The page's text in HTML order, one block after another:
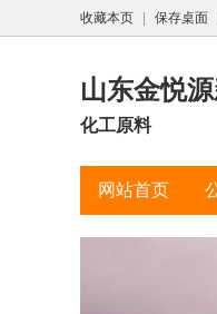
收藏本页 保存桌面
山东金悦
化工原料
网站首页